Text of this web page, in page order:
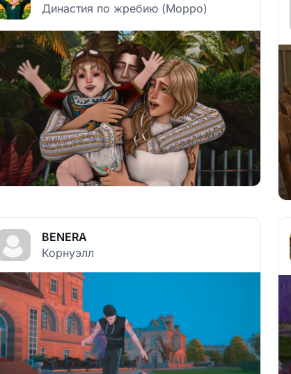
Династия по жребию (Морро)
BENERA
Корнуэлл